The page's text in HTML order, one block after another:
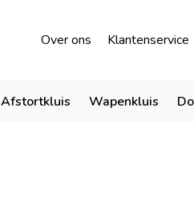
Over ons Klantenservice
Afstortkluis Wapenkluis
Bezoek